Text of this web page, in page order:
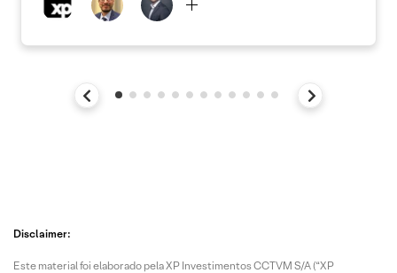
Disclaimer:
Este material foi elaborado pela XP Investimentos CCTVM S/A (“XP